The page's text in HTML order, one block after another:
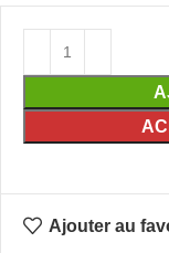
Ajouter au